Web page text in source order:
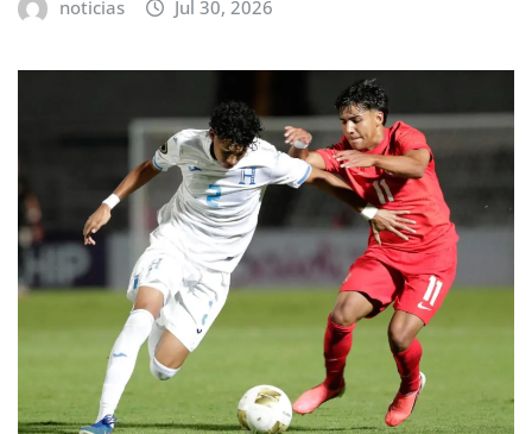
noticias Jul 30, 2026